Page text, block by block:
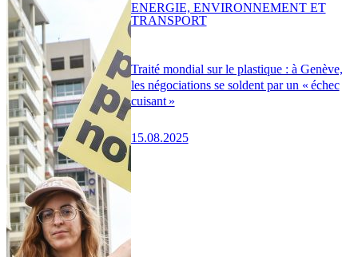
Traité mondial sur le plastique : à Genève,
les négociations se soldent par un « échec
cuisant »
15.08.2025
ENERGIE, ENVIRONNEMENT ET
TRANSPORT